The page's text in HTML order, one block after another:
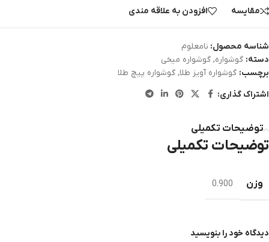
مقایسه افزودن به علاقه مندی
شناسه محصول: نامعلوم
دسته: گوشواره, گوشواره میخی
برچسب: گوشواره آویز طلا, گوشواره پیچ طلا
اشتراک گذاری:
توضیحات تکمیلی
توضیحات تکمیلی
وزن 0.900
دیدگاه خود را بنویسید